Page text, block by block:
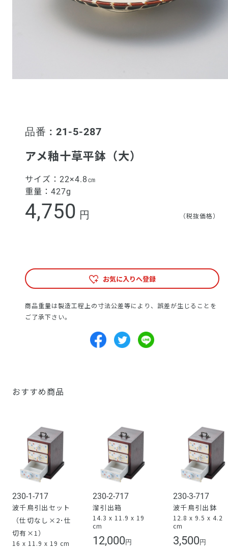
品番 : 21-5-287
アメ釉十草平鉢（大）
サイズ： 22×4.8㎝
重量： 427g
4,750 円 （税抜価格）
お気に入りへ登録
商品重量は製造工程上の寸法公差等により、誤差が生じることを
ご了承下さい。
おすすめ商品
230-1-717
波千鳥引出セット
（仕切なし×2･仕
切有×1）
16 x 11.9 x 19 cm
230-2-717
溜引出箱
14.3 x 11.9 x 19
cm
12,000 円
230-3-717
波千鳥引出鉢
12.8 x 9.5 x 4.2
cm
3,500 円